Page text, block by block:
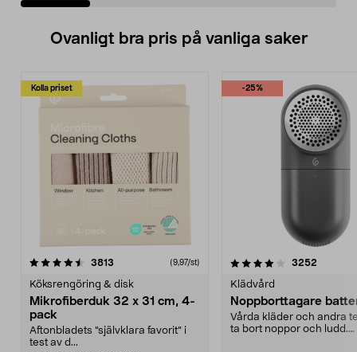
Ovanligt bra pris på vanliga saker
Kolla priset
3813 (9,97/st)
Köksrengöring & disk
Mikrofiberduk 32 x 31 cm, 4-
pack
Aftonbladets "självklara favorit” i
test av d...
-25%
4.0av 5 stjärnor 3252
Klädvård
Noppborttagare
Vårda kläder och andra
ta bort noppor och ludd.
4.5av 5 stjärnor